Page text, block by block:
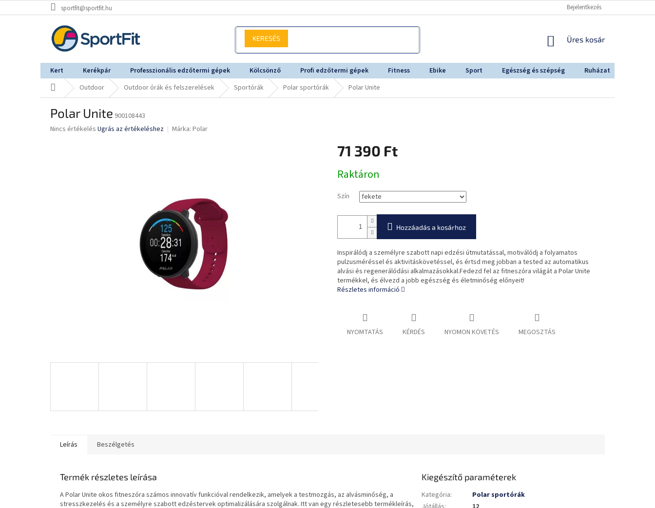
a
sportfit@sportfit.hu Bejelentkezés
KOSÁR
Üres kosár
Kert Kerékpár Professzionális edzőtermi gépek Kölcsönző Profi edzőtermi gépek Fitness Ebike Sport Egészség és szépség Ruházat
KezdőlapOutdoor Outdoor órák és felszerelések Sportórák Polar sportórák Polar Unite
Polar Unite 900108443
A
Nincs értékelés Ugrás az értékeléshez Márka: Polar
71 390 Ft
Raktáron
Szín
Hozzáadás a kosárhoz
Inspirálódj a személyre szabott napi edzési útmutatással, motiválódj a folyamatos
pulzusméréssel és aktivitáskövetéssel, és értsd meg jobban a tested az automatikus
alvási és regenerálódási alkalmazásokkal.Fedezd fel az fitneszóra világát a Polar Unite
termékkel, és élvezd a jobb egészség és életminőség előnyeit!
Részletes információ
NYOMTATÁS KÉRDÉS NYOMON KÖVETÉS MEGOSZTÁS
Leírás Beszélgetés
Termék részletes leírása
A Polar Unite okos fitneszóra számos innovatív funkcióval rendelkezik, amelyek a testmozgás, az alvásminőség, a
stresszkezelés és a személyre szabott edzéstervek optimalizálására szolgálnak. Itt van egy részletesebb termékleírás,
Kiegészítő paraméterek
Kategória:
Polar sportórák